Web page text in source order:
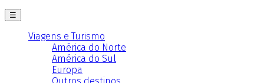
☰
Viagens e Turismo
América do Norte
América do Sul
Europa